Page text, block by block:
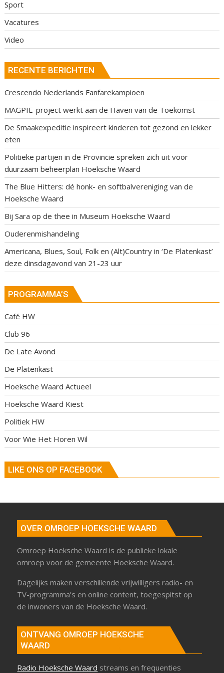
Sport
Vacatures
Video
RECENTE BERICHTEN
Crescendo Nederlands Fanfarekampioen
MAGPIE-project werkt aan de Haven van de Toekomst
De Smaakexpeditie inspireert kinderen tot gezond en lekker
eten
Politieke partijen in de Provincie spreken zich uit voor
duurzaam beheerplan Hoeksche Waard
The Blue Hitters: dé honk- en softbalvereniging van de
Hoeksche Waard
Bij Sara op de thee in Museum Hoeksche Waard
Ouderenmishandeling
Americana, Blues, Soul, Folk en (Alt)Country in ‘De Platenkast’
deze dinsdagavond van 21-23 uur
PROGRAMMA’S
Café HW
Club 96
De Late Avond
De Platenkast
Hoeksche Waard Actueel
Hoeksche Waard Kiest
Politiek HW
Voor Wie Het Horen Wil
LIKE ONS OP FACEBOOK
OVER OMROEP HOEKSCHE WAARD
Omroep Hoeksche Waard is de publieke lokale
omroep voor de gemeente Hoeksche Waard.
Dagelijks maken verschillende vrijwilligers radio- en
TV-programma’s en online content, toegespitst op
de inwoners van de Hoeksche Waard.
ONTVANG OMROEP HOEKSCHE
WAARD
Radio Hoeksche Waard streams en frequenties